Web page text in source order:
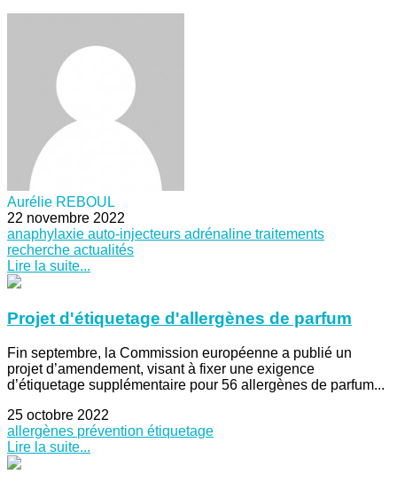
Aurélie REBOUL
22 novembre 2022
anaphylaxie auto-injecteurs adrénaline traitements
recherche actualités
Lire la suite...
Projet d'étiquetage d'allergènes de parfum
Fin septembre, la Commission européenne a publié un
projet d’amendement, visant à fixer une exigence
d’étiquetage supplémentaire pour 56 allergènes de parfum...
25 octobre 2022
allergènes prévention étiquetage
Lire la suite...